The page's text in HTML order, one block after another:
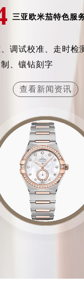
三亚欧米茄特色服
调试校准、走时检
、镶钻刻字
查看新闻资讯